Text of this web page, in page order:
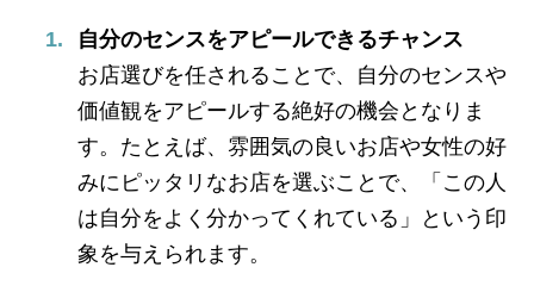
自分のセンスをアピールできるチャンス
お店選びを任されることで、自分のセンスや
価値観をアピールする絶好の機会となりま
す。たとえば、雰囲気の良いお店や女性の好
みにピッタリなお店を選ぶことで、「この人
は自分をよく分かってくれている」という印
象を与えられます。